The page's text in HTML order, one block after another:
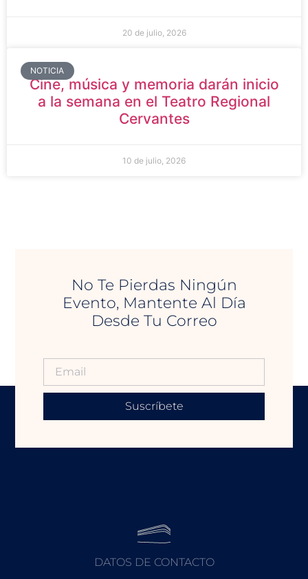
20 de julio, 2026
NOTICIA
Cine, música y memoria darán inicio
a la semana en el Teatro Regional
Cervantes
10 de julio, 2026
No Te Pierdas Ningún
Evento, Mantente Al Día
Desde Tu Correo
Suscríbete
DATOS DE CONTACTO